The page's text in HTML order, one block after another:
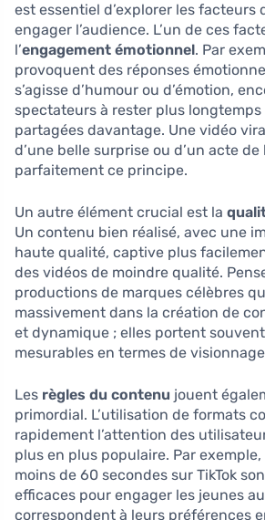
est essentiel d’explorer les facteurs
engager l’audience. L’un de ces
l’engagement émotionnel. Par
provoquent des réponses
s’agisse d’humour ou d’émotion,
spectateurs à rester plus
partagées davantage. Une vidéo
d’une belle surprise ou d’un acte
parfaitement ce principe.
Un autre élément crucial est la
Un contenu bien réalisé, avec une
haute qualité, captive plus
des vidéos de moindre qualité.
productions de marques célèbres
massivement dans la création de
et dynamique ; elles portent
mesurables en termes de
Les règles du contenu jouent
primordial. L’utilisation de formats
rapidement l’attention des
plus en plus populaire. Par
moins de 60 secondes sur TikTok
efficaces pour engager les jeunes
correspondent à leurs préférences